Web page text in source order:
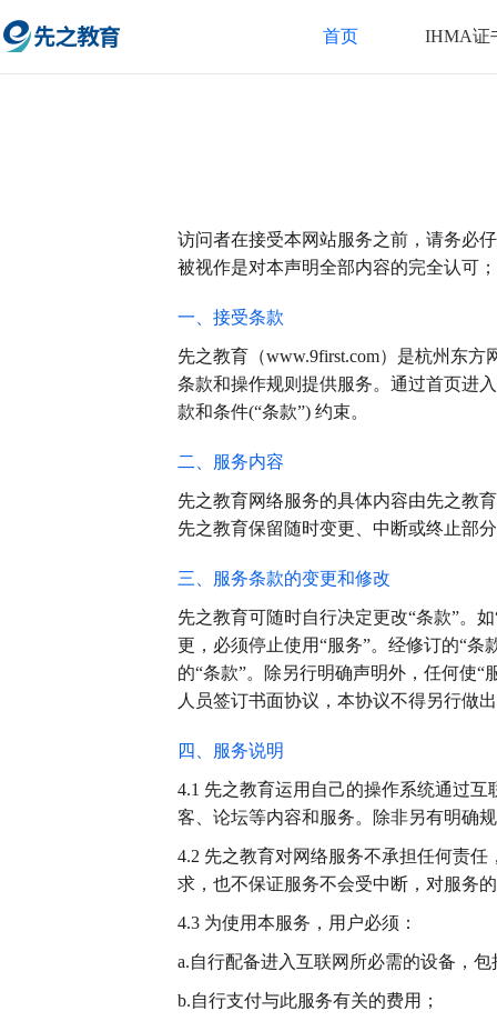
首页 IHMA证
访问者在接受本网站服务之前，请务必
被视作是对本声明全部内容的完全认可
一、接受条款
先之教育（www.9first.com）是杭州东
条款和操作规则提供服务。通过首页进
款和条件(“条款”) 约束。
二、服务内容
先之教育网络服务的具体内容由先之教
先之教育保留随时变更、中断或终止部
三、服务条款的变更和修改
先之教育可随时自行决定更改“条款”。
更，必须停止使用“服务”。经修订的“
的“条款”。除另行明确声明外，任何使
人员签订书面协议，本协议不得另行做
四、服务说明
4.1 先之教育运用自己的操作系统通过
客、论坛等内容和服务。除非另有明确
4.2 先之教育对网络服务不承担任何责
求，也不保证服务不会受中断，对服务
4.3 为使用本服务，用户必须：
a.自行配备进入互联网所必需的设备，
b.自行支付与此服务有关的费用；